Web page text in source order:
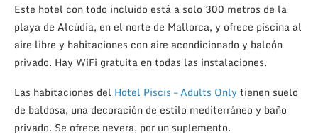
Este hotel con todo incluido está a solo 300 metros de la
playa de Alcúdia, en el norte de Mallorca, y ofrece piscina al
aire libre y habitaciones con aire acondicionado y balcón
privado. Hay WiFi gratuita en todas las instalaciones.
Las habitaciones del Hotel Piscis – Adults Only tienen suelo
de baldosa, una decoración de estilo mediterráneo y baño
privado. Se ofrece nevera, por un suplemento.